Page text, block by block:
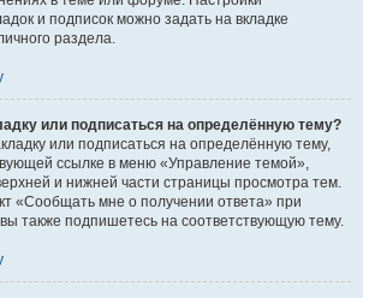
и подписок можно задать на вкладке
раздела.
или подписаться на определённую тему?
или подписаться на определённую тему,
ссылке в меню «Управление темой»,
и нижней части страницы просмотра тем.
«Сообщать мне о получении ответа» при
также подпишетесь на соответствующую тему.